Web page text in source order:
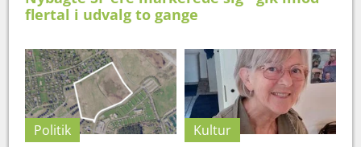
flertal i udvalg to gange
Politik Kultur